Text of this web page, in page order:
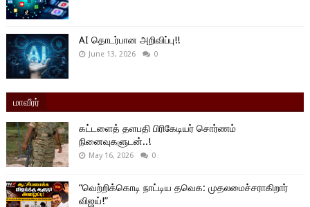
AI தொடர்பான அறிவிப்பு!!
June 13, 2026 0
மாவீரர்
கட்டளைத் தளபதி பிரிகேடியர் சொர்ணம்
நினைவுகளுடன்..!
May 16, 2026 0
“வெற்றிக்கொடி நாட்டிய தவெக: முதலமைச்சராகிறார்
விஜய்!”